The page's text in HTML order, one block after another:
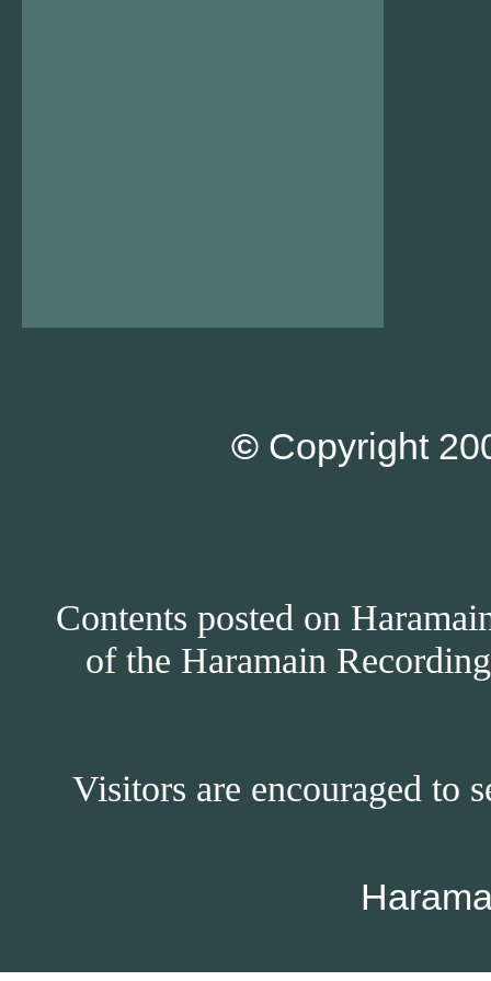
© Copyright
Contents posted on
of the Haramain
Visitors are encouraged to